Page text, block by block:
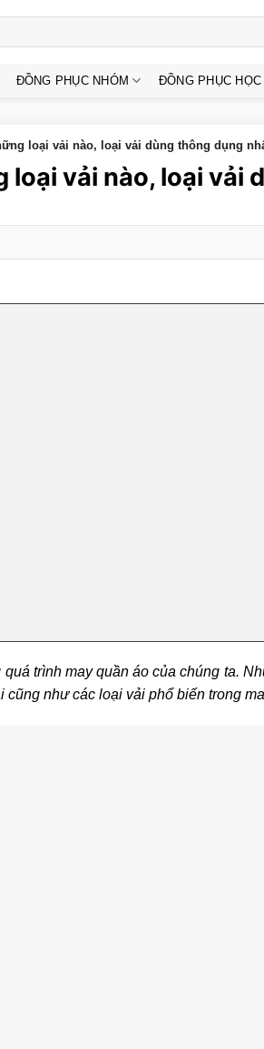
ĐỒNG PHỤC NHÓM ĐỒNG PHỤC HỌC
loại vải nào, loại vải dùng thông dụng
loại vải nào, loại vải
trình may quần áo của chúng ta.
như các loại vải phổ biến trong